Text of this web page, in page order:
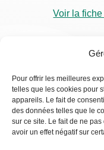
Pour offrir les meilleures
telles que les cookies pour
appareils. Le fait de
des données telles que le
sur ce site. Le fait de ne
avoir un effet négatif sur
Voir la
RDV
Visio